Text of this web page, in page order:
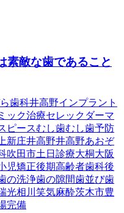
素敵な歯であること
歯科井高野インプラント
ック治療セレック ダーマ
ピースむし歯むし歯予防
上新庄井高野井高野あおぞ
吹田市土日診療大桐大阪
児矯正後期高齢者歯科後
の洗浄歯の隙間歯並び歯
光相川 笑気麻酔茨木市豊
完備